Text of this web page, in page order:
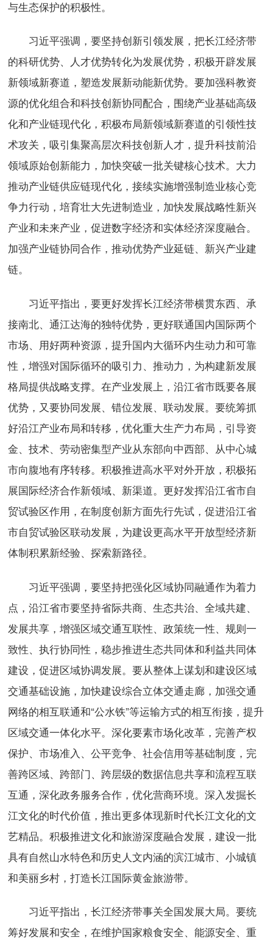
与生态保护的积极性。
习近平强调，要坚持创新引领发展，把长江经济带
的科研优势、人才优势转化为发展优势，积极开辟发展
新领域新赛道，塑造发展新动能新优势。要加强科教资
源的优化组合和科技创新协同配合，围绕产业基础高级
化和产业链现代化，积极布局新领域新赛道的引领性技
术攻关，吸引集聚高层次科技创新人才，提升科技前沿
领域原始创新能力，加快突破一批关键核心技术。大力
推动产业链供应链现代化，接续实施增强制造业核心竞
争力行动，培育壮大先进制造业，加快发展战略性新兴
产业和未来产业，促进数字经济和实体经济深度融合。
加强产业链协同合作，推动优势产业延链、新兴产业建
链。
习近平指出，要更好发挥长江经济带横贯东西、承
接南北、通江达海的独特优势，更好联通国内国际两个
市场、用好两种资源，提升国内大循环内生动力和可靠
性，增强对国际循环的吸引力、推动力，为构建新发展
格局提供战略支撑。在产业发展上，沿江省市既要各展
优势，又要协同发展、错位发展、联动发展。要统筹抓
好沿江产业布局和转移，优化重大生产力布局，引导资
金、技术、劳动密集型产业从东部向中西部、从中心城
市向腹地有序转移。积极推进高水平对外开放，积极拓
展国际经济合作新领域、新渠道。更好发挥沿江省市自
贸试验区作用，在制度创新方面先行先试，促进沿江省
市自贸试验区联动发展，为建设更高水平开放型经济新
体制积累新经验、探索新路径。
习近平强调，要坚持把强化区域协同融通作为着力
点，沿江省市要坚持省际共商、生态共治、全域共建、
发展共享，增强区域交通互联性、政策统一性、规则一
致性、执行协同性，稳步推进生态共同体和利益共同体
建设，促进区域协调发展。要从整体上谋划和建设区域
交通基础设施，加快建设综合立体交通走廊，加强交通
网络的相互联通和“公水铁”等运输方式的相互衔接，提升
区域交通一体化水平。深化要素市场化改革，完善产权
保护、市场准入、公平竞争、社会信用等基础制度，完
善跨区域、跨部门、跨层级的数据信息共享和流程互联
互通，深化政务服务合作，优化营商环境。深入发掘长
江文化的时代价值，推出更多体现新时代长江文化的文
艺精品。积极推进文化和旅游深度融合发展，建设一批
具有自然山水特色和历史人文内涵的滨江城市、小城镇
和美丽乡村，打造长江国际黄金旅游带。
习近平指出，长江经济带事关全国发展大局。要统
筹好发展和安全，在维护国家粮食安全、能源安全、重